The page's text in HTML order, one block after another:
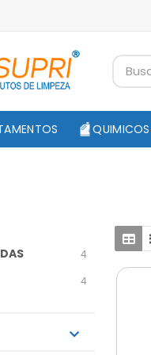
QUIMICOS
4
4